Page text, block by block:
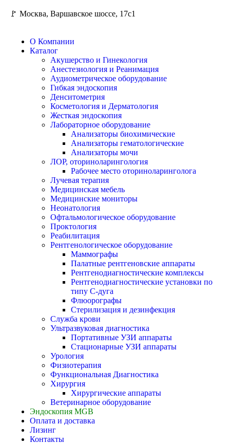
🚩 Москва, Варшавское шоссе, 17с1
О Компании
Каталог
Акушерство и Гинекология
Анестезиология и Реанимация
Аудиометрическое оборудование
Гибкая эндоскопия
Денситометрия
Косметология и Дерматология
Жесткая эндоскопия
Лабораторное оборудование
Анализаторы биохимические
Анализаторы гематологические
Анализаторы мочи
ЛОР, оториноларингология
Рабочее место оториноларинголога
Лучевая терапия
Медицинская мебель
Медицинские мониторы
Неонатология
Офтальмологическое оборудование
Проктология
Реабилитация
Рентгенологическое оборудование
Маммографы
Палатные рентгеновские аппараты
Рентгенодиагностические комплексы
Рентгенодиагностические установки по
типу С-дуга
Флюорографы
Стерилизация и дезинфекция
Служба крови
Ультразвуковая диагностика
Портативные УЗИ аппараты
Стационарные УЗИ аппараты
Урология
Физиотерапия
Функциональная Диагностика
Хирургия
Хирургические аппараты
Ветеринарное оборудование
Эндоскопия MGB
Оплата и доставка
Лизинг
Контакты